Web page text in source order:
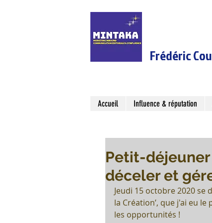
Frédéric
Accueil Influence & réputation
Petit-déjeuner
déceler et
Jeudi 15 octobre 2020 se
la Création’, que j'ai eu
les opportunités !